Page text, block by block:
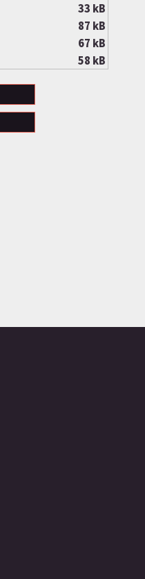
33 kB
87 kB
67 kB
58 kB